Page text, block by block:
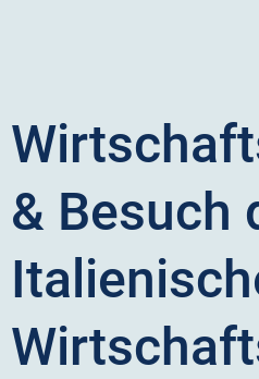
& Besuch